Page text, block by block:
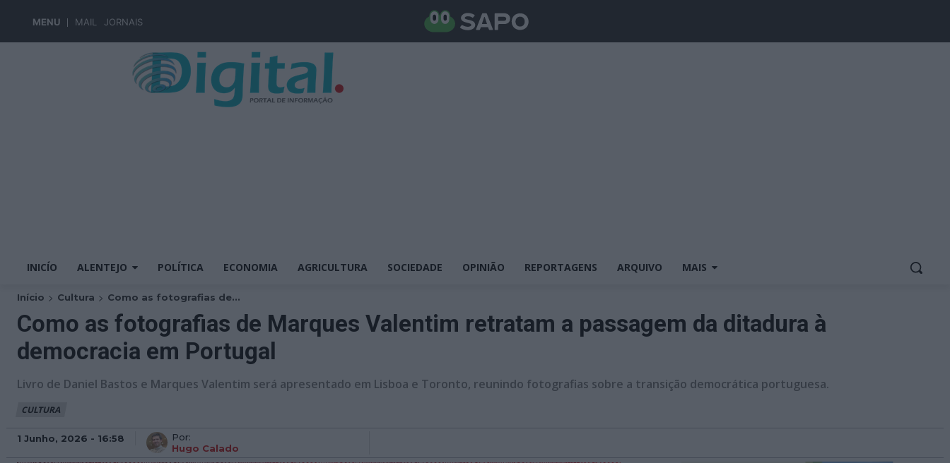
MENU MAIL JORNAIS
INICÍO ALENTEJO POLÍTICA ECONOMIA AGRICULTURA SOCIEDADE OPINIÃO REPORTAGENS ARQUIVO MAIS
Início Cultura Como as fotografias de...
Como as fotografias de Marques Valentim retratam a passagem da ditadura à
democracia em Portugal
Livro de Daniel Bastos e Marques Valentim será apresentado em Lisboa e Toronto, reunindo fotografias sobre a transição democrática portuguesa.
CULTURA
1 Junho, 2026 - 16:58
Por:
Hugo Calado